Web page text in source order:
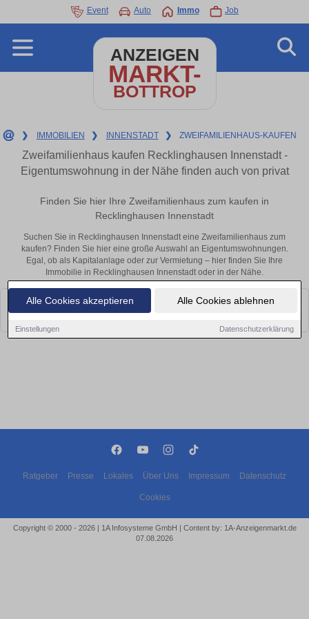
Alle Cookies akzeptieren Alle Cookies ablehnen
Einstellungen Datenschutzerklärung
Event Auto Immo Job
ANZEIGEN
MARKT-
BOTTROP
❯ IMMOBILIEN ❯ INNENSTADT ❯ ZWEIFAMILIENHAUS-KAUFEN
Zweifamilienhaus kaufen Recklinghausen Innenstadt -
Eigentumswohnung in der Nähe finden auch von privat
Finden Sie hier Ihre Zweifamilienhaus zum kaufen in
Recklinghausen Innenstadt
Suchen Sie in Recklinghausen Innenstadt eine Zweifamilienhaus zum
kaufen? Finden Sie hier eine große Auswahl an Eigentumswohnungen.
Egal, ob als Kapitalanlage oder zur Vermietung – hier finden Sie Ihre
Immobilie in Recklinghausen Innenstadt oder in der Nähe.
Leider konnten wir derzeit keine passenden Objekte finden. Schauen Sie
bald wieder vorbei!
Ratgeber Presse Lokales Über Uns Impressum Datenschutz
Cookies
Copyright © 2000 - 2026 | 1A Infosysteme GmbH | Content by: 1A-Anzeigenmarkt.de
07.08.2026